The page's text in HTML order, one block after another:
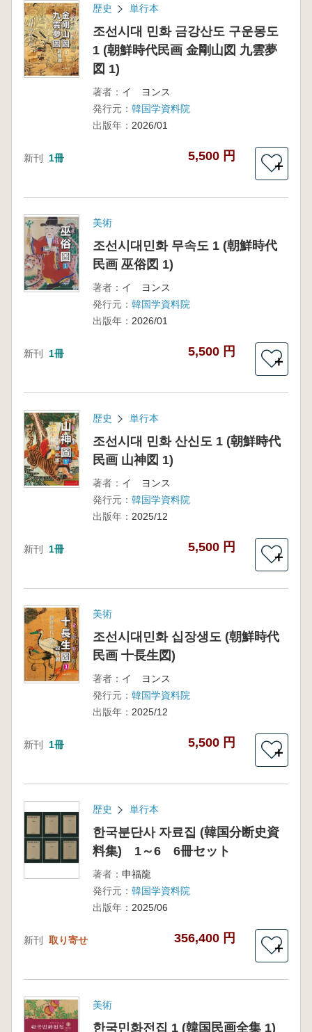
歴史 単行本
조선시대 민화 금강산도 구운몽도
1 (朝鮮時代民画 金剛山図 九雲夢
図 1)
著者： イ ヨンス
発行元： 韓国学資料院
出版年： 2026/01
新刊 1冊 5,500 円
＋
美術
조선시대민화 무속도 1 (朝鮮時代
民画 巫俗図 1)
著者： イ ヨンス
発行元： 韓国学資料院
出版年： 2026/01
新刊 1冊 5,500 円
＋
歴史 単行本
조선시대 민화 산신도 1 (朝鮮時代
民画 山神図 1)
著者： イ ヨンス
発行元： 韓国学資料院
出版年： 2025/12
新刊 1冊 5,500 円
＋
美術
조선시대민화 십장생도 (朝鮮時代
民画 十長生図)
著者： イ ヨンス
発行元： 韓国学資料院
出版年： 2025/12
新刊 1冊 5,500 円
＋
歴史 単行本
한국분단사 자료집 (韓国分断史資
料集) 1～6 6冊セット
著者： 申福龍
発行元： 韓国学資料院
出版年： 2025/06
新刊 取り寄せ 356,400 円
＋
美術
한국민화전집 1 (韓国民画全集 1)